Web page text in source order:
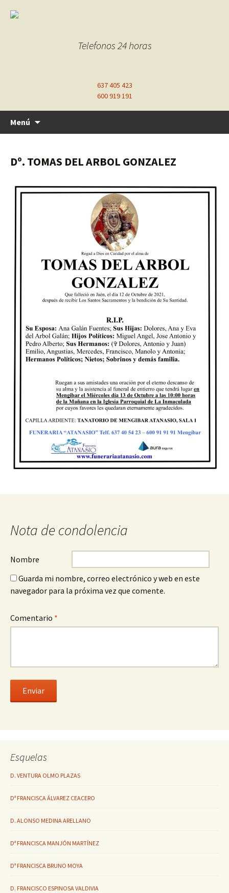
Telefonos 24 horas
637 405 423
600 919 191
Menú
Dº. TOMAS DEL ARBOL GONZALEZ
Nota de condolencia
Nombre
Guarda mi nombre, correo electrónico y web en este
navegador para la próxima vez que comente.
Comentario *
Esquelas
D. VENTURA OLMO PLAZAS
Dª FRANCISCA ÁLVAREZ CEACERO
D. ALONSO MEDINA ARELLANO
Dª FRANCISCA MANJÓN MARTÍNEZ
Dª FRANCISCA BRUNO MOYA
D. FRANCISCO ESPINOSA VALDIVIA